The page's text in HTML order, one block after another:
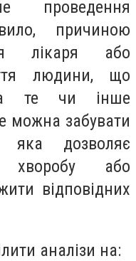
проведення
причиною
лікаря або
людини, що
те чи інше
можна забувати
яка дозволяє
хворобу або
відповідних
аналізи на: